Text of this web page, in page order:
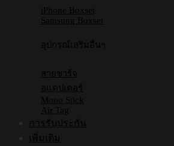
iPhone Boxset
Samsung Boxset
อุปกรณ์เสริมอื่นๆ
สายชาร์จ
อแดปเตอร์
Mono Stick
Air Tag
การรับประกัน
เพิ่มเติม